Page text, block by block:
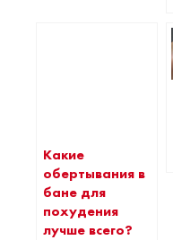
Какие
обертывания в
бане для
похудения
лучше всего?